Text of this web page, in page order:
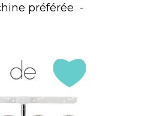
préférée